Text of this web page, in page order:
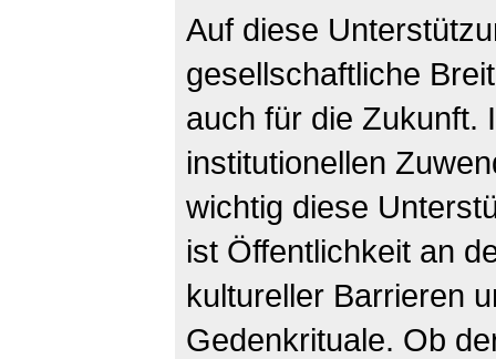
Auf diese
gesellschaftliche
auch für die Zukunft.
institutionellen
wichtig diese
ist Öffentlichkeit an
kultureller Barrieren
Gedenkrituale. Ob